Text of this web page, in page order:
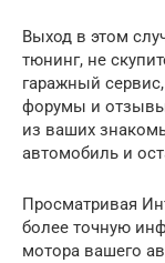
Выход в этом
тюнинг, не
гаражный
форумы и
из ваших
автомобиль и
Просматривая
более точную
мотора вашего